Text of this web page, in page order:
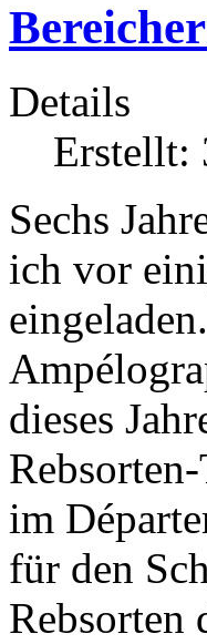
Details
Erstellt:
Sechs
ich vor
dieses
im
für den
Rebsorten